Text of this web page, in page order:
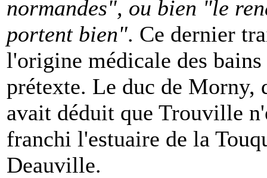
normandes", ou bien "le
portent bien". Ce dernier
l'origine médicale des
prétexte. Le duc de Morny,
avait déduit que Trouville
franchi l'estuaire de la
Deauville.